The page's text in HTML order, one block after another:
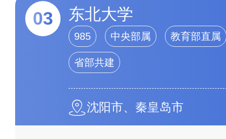
03 东北大学
985 中央部属 教育部直属
省部共建
沈阳市、秦皇岛市